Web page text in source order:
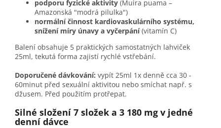
podporu fyzické aktivity (Muira puama –
Amazonská "modrá pilulka")
normální činnost kardiovaskulárního systému,
snížení míry únavy a vyčerpání(vitamín C)
Balení obsahuje 5 praktických samostatných lahviček
25ml, tekutá forma zajistí rychlé vstřebání.
Doporučené dávkování: vypít 25ml 1x denně cca 30 -
60minut před sexuální aktivitou nebo smíchat např. s
džusem. Před použitím protřepat.
Silné složení 7 složek a 3 180 mg v jedné
denní dávce